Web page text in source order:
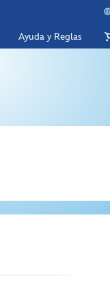
Ayuda y Reglas